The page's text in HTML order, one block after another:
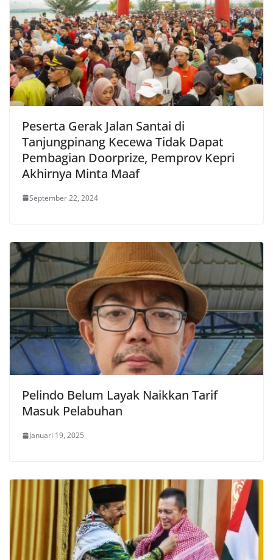
Peserta Gerak Jalan Santai di
Tanjungpinang Kecewa Tidak Dapat
Pembagian Doorprize, Pemprov Kepri
Akhirnya Minta Maaf
September 22, 2024
Pelindo Belum Layak Naikkan Tarif
Masuk Pelabuhan
Januari 19, 2025